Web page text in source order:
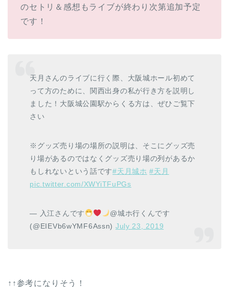
のセトリ＆感想もライブが終わり次第追加予定
です！
天月さんのライブに行く際、大阪城ホール初めて
って方のために、関西出身の私が行き方を説明し
ました！大阪城公園駅からくる方は、ぜひご覧下
さい
※グッズ売り場の場所の説明は、そこにグッズ売
り場があるのではなくグッズ売り場の列があるか
もしれないという話です#天月城ホ #天月
pic.twitter.com/XWYiTFuPGs
— 入江さんです
@城ホ行くんです
(@EIEVb6wYMF6Assn) July 23, 2019
↑↑参考になりそう！